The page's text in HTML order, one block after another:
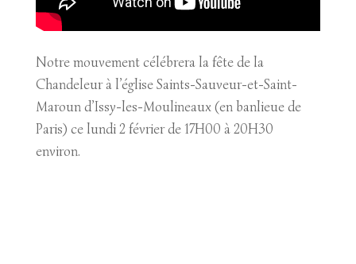
Notre mouvement célébrera la fête de la
Chandeleur à l’église Saints-Sauveur-et-Saint-
Maroun d’Issy-les-Moulineaux (en banlieue de
Paris) ce lundi 2 février de 17H00 à 20H30
environ.